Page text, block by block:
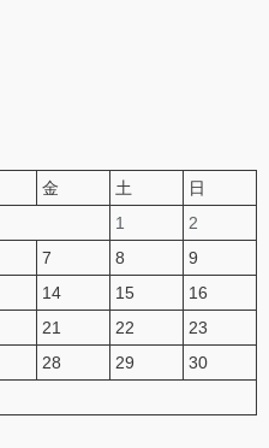
金 土
日
1
2
7 8
9
14 15
16
21 22
23
28 29
30